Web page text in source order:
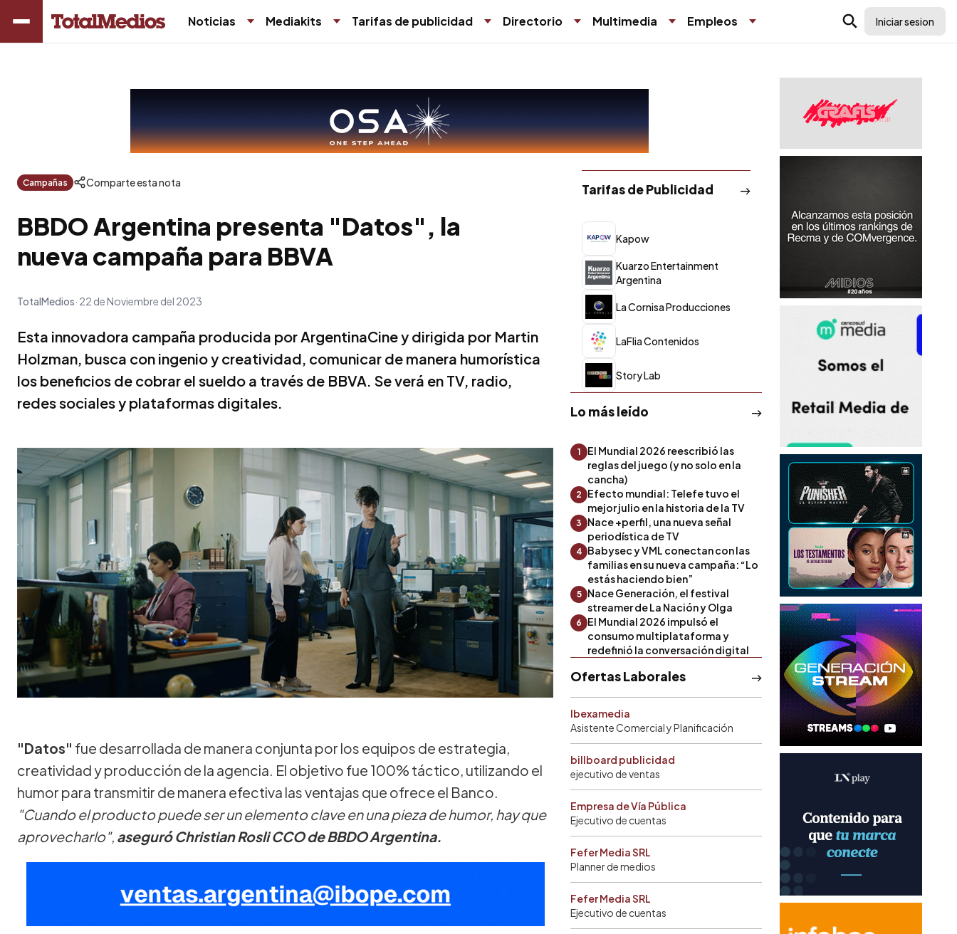
Noticias Mediakits Tarifas de publicidad Directorio Multimedia Empleos Iniciar sesion
Campañas Comparte esta nota
BBDO Argentina presenta "Datos", la
nueva campaña para BBVA
TotalMedios 22 de Noviembre del 2023
Esta innovadora campaña producida por ArgentinaCine y dirigida por Martin
Holzman, busca con ingenio y creatividad, comunicar de manera humorística
los beneficios de cobrar el sueldo a través de BBVA. Se verá en TV, radio,
redes sociales y plataformas digitales.
"Datos" fue desarrollada de manera conjunta por los equipos de estrategia,
creatividad y producción de la agencia. El objetivo fue 100% táctico, utilizando el
humor para transmitir de manera efectiva las ventajas que ofrece el Banco.
"Cuando el producto puede ser un elemento clave en una pieza de humor, hay que
aprovecharlo", aseguró Christian Rosli CCO de BBDO Argentina.
Tarifas de Publicidad
Kapow
Kuarzo Entertainment
Argentina
La Cornisa Producciones
LaFlia Contenidos
Story Lab
Lo más leído
1
El Mundial 2026 reescribió las
reglas del juego (y no solo en la
cancha)
2
Efecto mundial: Telefe tuvo el
mejor julio en la historia de la TV
3
Nace +perfil, una nueva señal
periodística de TV
4 Babysec y VML conectan con las
familias en su nueva campaña: “Lo
estás haciendo bien”
5
Nace Generación, el festival
streamer de La Nación y Olga
6
El Mundial 2026 impulsó el
consumo multiplataforma y
redefinió la conversación digital
Ofertas Laborales
Ibexamedia
Asistente Comercial y Planificación
billboard publicidad
ejecutivo de ventas
Empresa de Vía Pública
Ejecutivo de cuentas
Fefer Media SRL
Planner de medios
Fefer Media SRL
Ejecutivo de cuentas